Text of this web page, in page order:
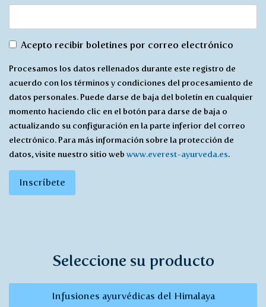
De
con
recibir
*
Acepto recibir boletines por correo electrónico
Procesamos los datos rellenados durante este registro de
acuerdo con los términos y condiciones del procesamiento de
datos personales. Puede darse de baja del boletín en cualquier
momento haciendo clic en el botón para darse de baja o
actualizando su configuración en la parte inferior del correo
electrónico. Para más información sobre la protección de
datos, visite nuestro sitio web www.everest-ayurveda.es.
Inscríbete
Seleccione su producto
Infusiones ayurvédicas del Himalaya